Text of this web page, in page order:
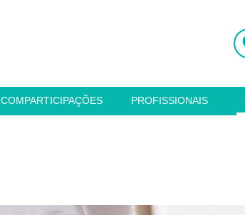
COMPARTICIPAÇÕES PROFISSIONAIS